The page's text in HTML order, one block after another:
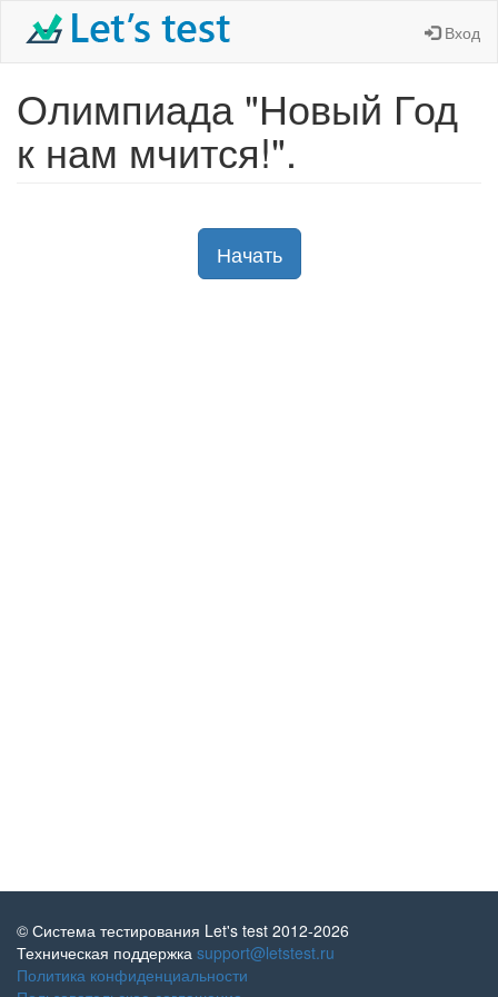
Вход
Олимпиада "Новый Год
к нам мчится!".
© Система тестирования Let's test 2012-2026
Техническая поддержка support@letstest.ru
Политика конфиденциальности